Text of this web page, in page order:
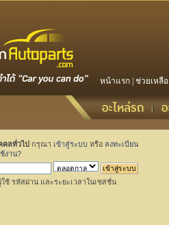
หน้าแรก ช่วยเหลือ
คลทั่วไป กรุณา เข้าสู่ระบบ หรือ ลงทะเบียน
งาน?
ช้ รหัสผ่าน และระยะเวลาในเซสชั่น